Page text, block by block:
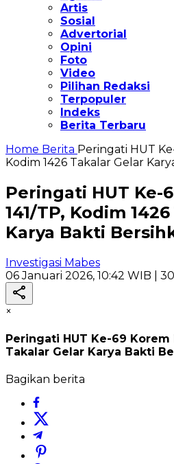
Artis
Sosial
Advertorial
Opini
Foto
Video
Pilihan Redaksi
Terpopuler
Indeks
Berita Terbaru
Home Berita Peringati HUT
Kodim 1426 Takalar Gelar
Peringati HUT Ke-
141/TP, Kodim
Karya Bakti
Investigasi Mabes
06 Januari 2026, 10:42 WIB |
×
Peringati HUT Ke-69 Korem
Takalar Gelar Karya Bakti
Bagikan berita